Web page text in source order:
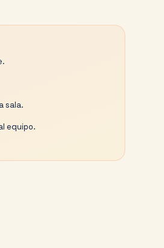
sala.
equipo.